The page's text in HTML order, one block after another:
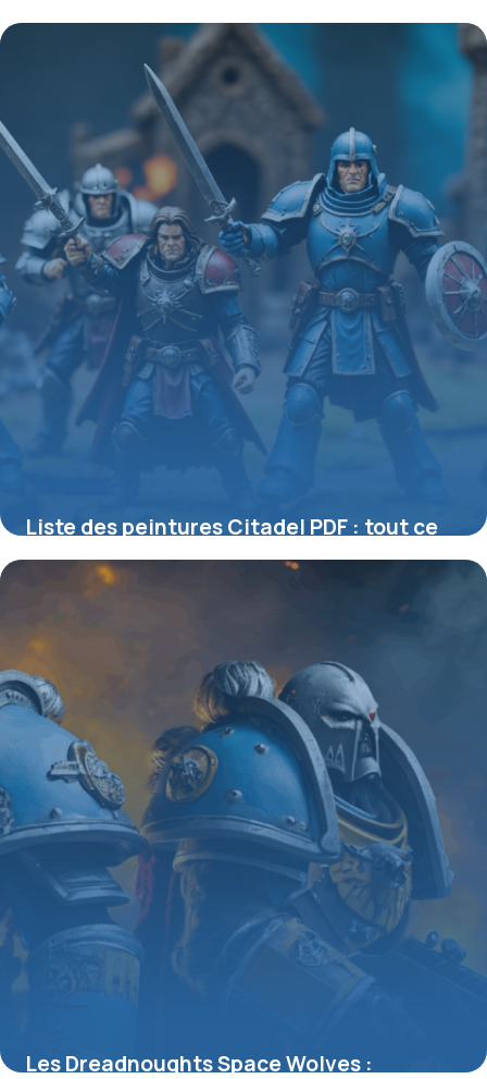
où la passion prend forme
Liste des peintures Citadel PDF : tout ce
qu’il faut savoir pour peindre vos figurines
Warhammer
Les Dreadnoughts Space Wolves :